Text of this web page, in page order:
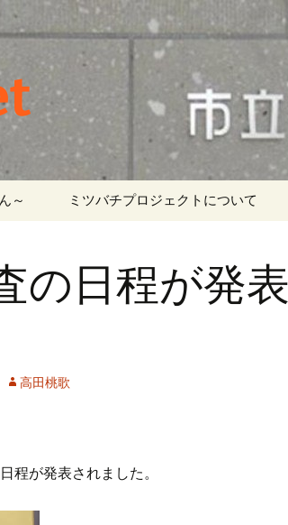
～ ミツバチプロジェクトについて
の日程が発表
高田桃歌
程が発表されました。